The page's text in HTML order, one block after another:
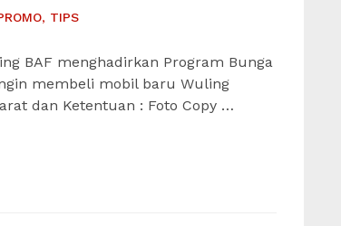
, TIPS
BAF menghadirkan Program Bunga
membeli mobil baru Wuling
dan Ketentuan : Foto Copy …